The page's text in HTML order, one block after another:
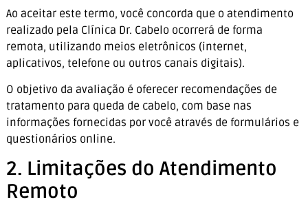
Ao aceitar este termo, você concorda que o atendimento
realizado pela Clínica Dr. Cabelo ocorrerá de forma
remota, utilizando meios eletrônicos (internet,
aplicativos, telefone ou outros canais digitais).
O objetivo da avaliação é oferecer recomendações de
tratamento para queda de cabelo, com base nas
informações fornecidas por você através de formulários e
questionários online.
2. Limitações do Atendimento
Remoto